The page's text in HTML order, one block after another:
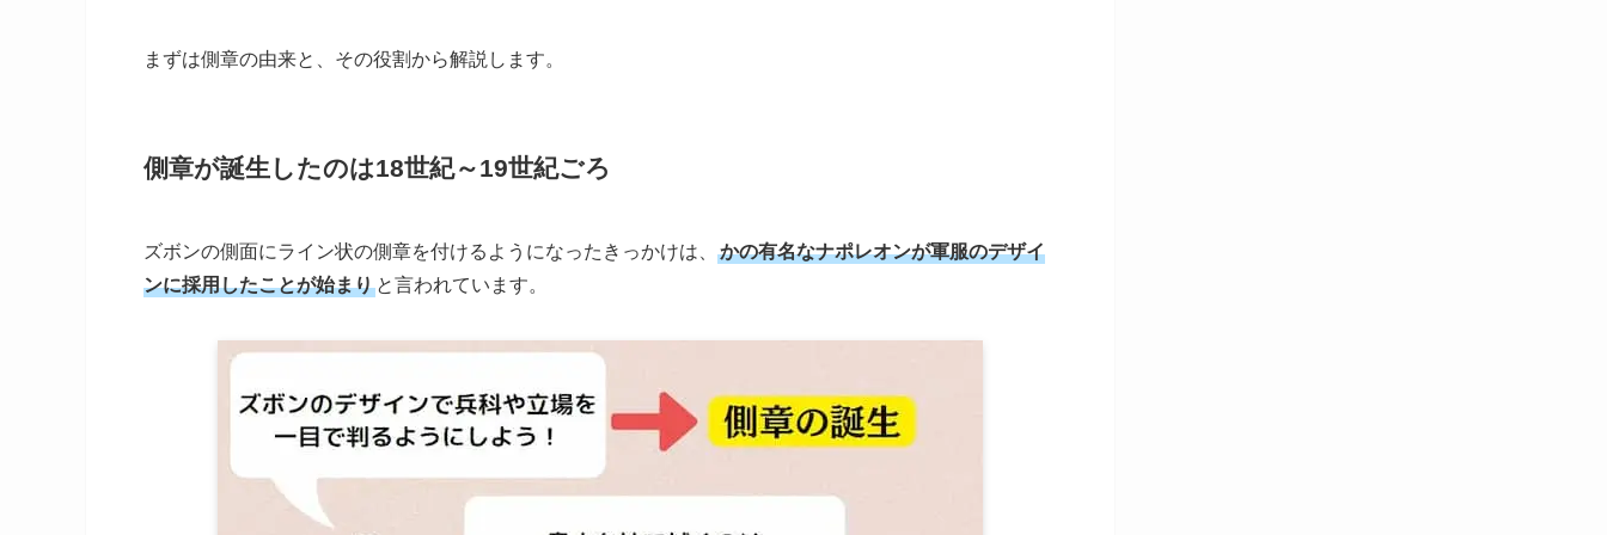
まずは側章の由来と、その役割から解説します。
側章が誕生したのは18世紀～19世紀ごろ
ズボンの側面にライン状の側章を付けるようになったきっかけは、
かの有名なナポレオンが軍服のデザイ
ンに採用したことが始まり と言われています。